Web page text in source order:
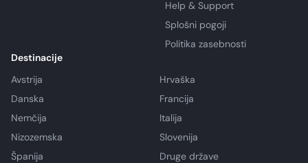
Help & Support
Splošni pogoji
Politika zasebnosti
Destinacije
Avstrija
Hrvaška
Danska
Francija
Nemčija
Italija
Nizozemska
Slovenija
Španija
Druge države